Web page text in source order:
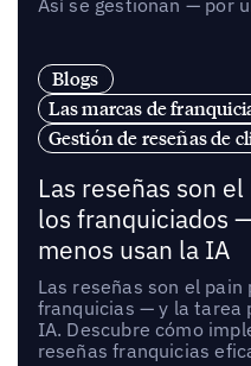
Blogs
Las marcas de
Gestión de reseñas de
Las reseñas son
los franquiciados
menos usan la IA
Las reseñas son el pain
franquicias — y la tarea
IA. Descubre cómo
reseñas franquicias